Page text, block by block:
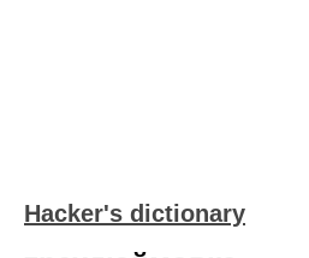
Hacker's dictionary